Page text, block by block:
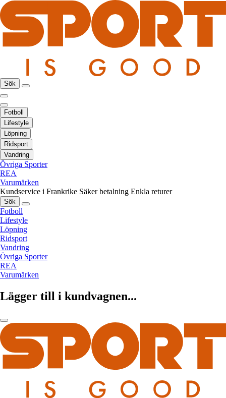
Sök
Fotboll
Lifestyle
Löpning
Ridsport
Vandring
Övriga Sporter
REA
Varumärken
Kundservice i Frankrike Säker betalning Enkla returer
Sök
Fotboll
Lifestyle
Löpning
Ridsport
Vandring
Övriga Sporter
REA
Varumärken
Lägger till i kundvagnen...